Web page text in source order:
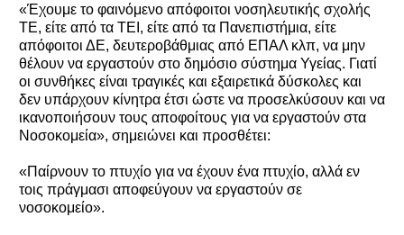
«Έχουμε το φαινόμενο απόφοιτοι νοσηλευτικής σχολής
ΤΕ, είτε από τα ΤΕΙ, είτε από τα Πανεπιστήμια, είτε
απόφοιτοι ΔΕ, δευτεροβάθμιας από ΕΠΑΛ κλπ, να μην
θέλουν να εργαστούν στο δημόσιο σύστημα Υγείας. Γιατί
οι συνθήκες είναι τραγικές και εξαιρετικά δύσκολες και
δεν υπάρχουν κίνητρα έτσι ώστε να προσελκύσουν και να
ικανοποιήσουν τους αποφοίτους για να εργαστούν στα
Νοσοκομεία», σημειώνει και προσθέτει:
«Παίρνουν το πτυχίο για να έχουν ένα πτυχίο, αλλά εν
τοις πράγμασι αποφεύγουν να εργαστούν σε
νοσοκομείο».